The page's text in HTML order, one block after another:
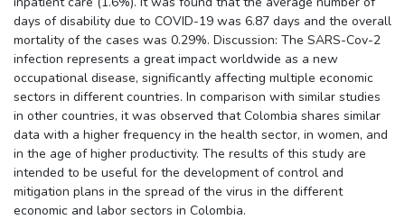
days of disability due to COVID-19 was 6.87 days and the overall
mortality of the cases was 0.29%. Discussion: The SARS-Cov-2
infection represents a great impact worldwide as a new
occupational disease, significantly affecting multiple economic
sectors in different countries. In comparison with similar studies
in other countries, it was observed that Colombia shares similar
data with a higher frequency in the health sector, in women, and
in the age of higher productivity. The results of this study are
intended to be useful for the development of control and
mitigation plans in the spread of the virus in the different
economic and labor sectors in Colombia.